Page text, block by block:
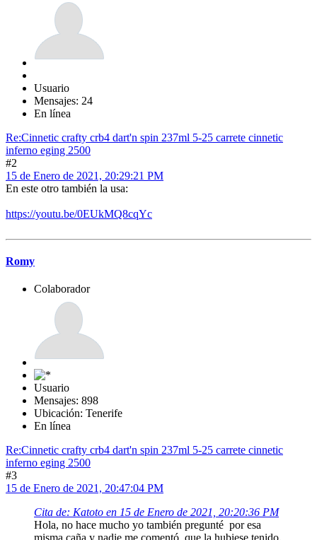
Usuario
Mensajes: 24
En línea
Re:Cinnetic crafty crb4 dart'n spin 237ml 5-25 carrete cinnetic
inferno eging 2500
#2
15 de Enero de 2021, 20:29:21 PM
En este otro también la usa:
https://youtu.be/0EUkMQ8cqYc
Romy
Colaborador
Usuario
Mensajes: 898
Ubicación: Tenerife
En línea
Re:Cinnetic crafty crb4 dart'n spin 237ml 5-25 carrete cinnetic
inferno eging 2500
#3
15 de Enero de 2021, 20:47:04 PM
Cita de: Katoto en 15 de Enero de 2021, 20:20:36 PM
Hola, no hace mucho yo también pregunté por esa